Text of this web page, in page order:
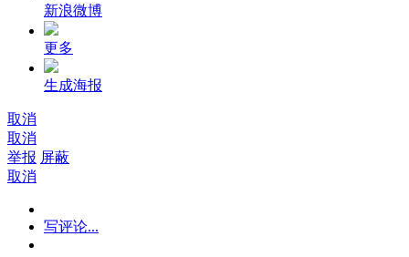
新浪微博
更多
生成海报
取消
取消
举报 屏蔽
取消
写评论...